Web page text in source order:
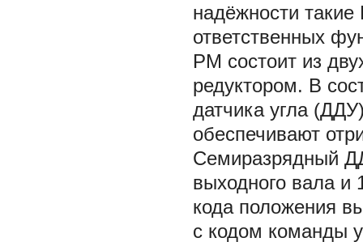
надёжности
ответственных
РМ состоит из
редуктором. В
датчика угла
обеспечивают
Семиразрядный
выходного вала
кода положения
с кодом команды